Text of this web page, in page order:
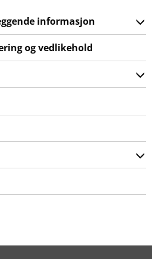
informasjon
og vedlikehold